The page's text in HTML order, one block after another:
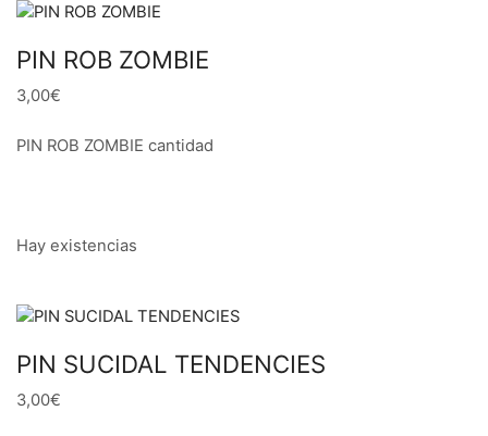
PIN ROB ZOMBIE
3,00€
PIN ROB ZOMBIE cantidad
Hay existencias
PIN SUCIDAL TENDENCIES
3,00€